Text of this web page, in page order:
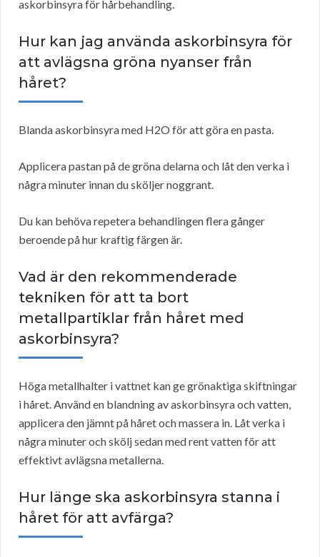
askorbinsyra för hårbehandling.
Hur kan jag använda askorbinsyra för
att avlägsna gröna nyanser från
håret?
Blanda askorbinsyra med H2O för att göra en pasta.
Applicera pastan på de gröna delarna och låt den verka i
några minuter innan du sköljer noggrant.
Du kan behöva repetera behandlingen flera gånger
beroende på hur kraftig färgen är.
Vad är den rekommenderade
tekniken för att ta bort
metallpartiklar från håret med
askorbinsyra?
Höga metallhalter i vattnet kan ge grönaktiga skiftningar
i håret. Använd en blandning av askorbinsyra och vatten,
applicera den jämnt på håret och massera in. Låt verka i
några minuter och skölj sedan med rent vatten för att
effektivt avlägsna metallerna.
Hur länge ska askorbinsyra stanna i
håret för att avfärga?